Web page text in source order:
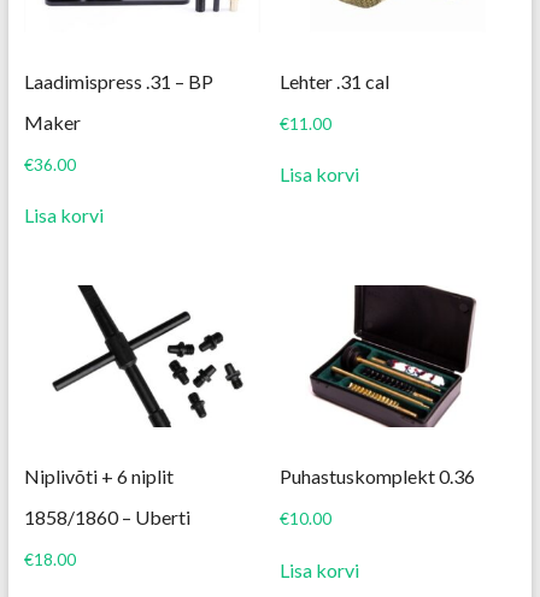
Laadimispress .31 – BP
Maker
€36.00
Lisa korvi
Lehter .31 cal
€11.00
Lisa korvi
Niplivõti + 6 niplit
1858/1860 – Uberti
€18.00
Puhastuskomplekt 0.36
€10.00
Lisa korvi